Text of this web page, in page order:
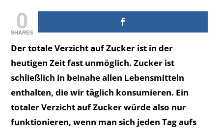
0
SHARES
Der totale Verzicht auf Zucker ist in der
heutigen Zeit fast unmöglich. Zucker ist
schließlich in beinahe allen Lebensmitteln
enthalten, die wir täglich konsumieren. Ein
totaler Verzicht auf Zucker würde also nur
funktionieren, wenn man sich jeden Tag aufs